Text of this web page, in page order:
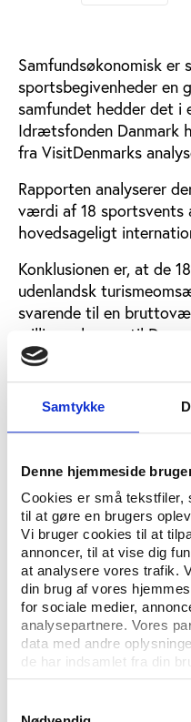
Samtykke
Denne hjemmeside
Cookies er små tekstfiler,
til at gøre en brugers
Vi bruger cookies til at
annoncer, til at vise dig
at analysere vores trafik.
din brug af vores
for sociale medier,
analysepartnere. Vores
data med andre
de har indsamlet fra din
Samfundsøkonomisk er
sportsbegivenheder en
samfundet hedder det i
Idrætsfonden Danmark
fra VisitDenmarks
Rapporten analyserer
værdi af 18 sportsvents
hovedsageligt
Konklusionen er, at de
udenlandsk
svarende til en
millioner kroner til
I alt var det ekstra
omregnet i
beskæftigelseseffekt
Bør opmuntre til
68 millioner kroner er
samfundsøkonomiske
Idrætsfonden
de grønne tal på
større investeringer hos
kommunerne.
"Det kan i hvert tilfælde
sideeffekter, der